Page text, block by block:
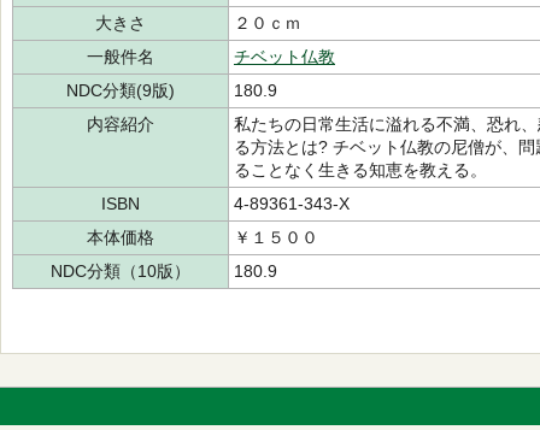
大きさ
２０ｃｍ
一般件名
チベット仏教
NDC分類(9版)
180.9
内容紹介
私たちの日常生活に溢れる不満、恐れ
る方法とは? チベット仏教の尼僧が、
ることなく生きる知恵を教える。
ISBN
4-89361-343-X
本体価格
￥１５００
NDC分類（10版）
180.9